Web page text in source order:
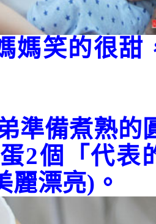
媽笑的很甜
準備煮熟的
2個「代表
麗漂亮)。